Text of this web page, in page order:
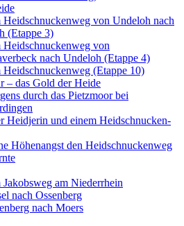
Heidschnuckenweg von Undeloh nach
(Etappe 3)
Heidschnuckenweg von
nach Undeloh (Etappe 4)
(Etappe 10)
– das Gold der Heide
durch das Pietzmoor bei
Heidjerin und einem Heidschnucken-
Höhenangst den Heidschnuckenweg
am Niederrhein
nach Ossenberg
nach Moers